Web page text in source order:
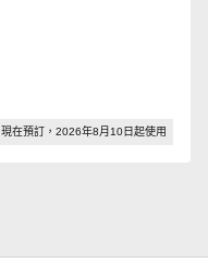
現在預訂，2026年8月10日起使用